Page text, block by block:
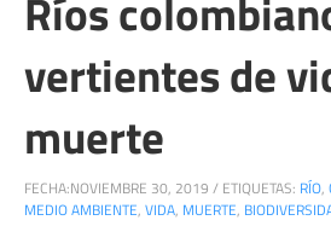
vertientes de
muerte
FECHA:NOVIEMBRE 30, 2019 / ETIQUETAS: RÍO,
MEDIO AMBIENTE, VIDA, MUERTE,